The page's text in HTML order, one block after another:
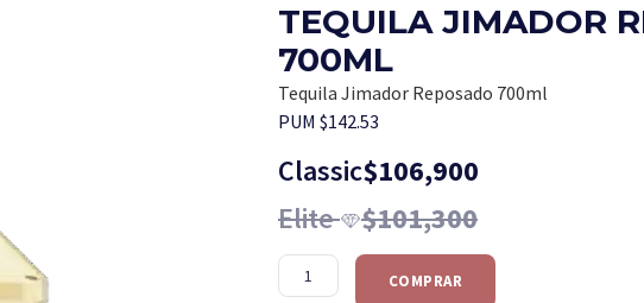
TEQUILA JIMADOR
700ML
Tequila Jimador Reposado 700ml
PUM $142.53
Classic$106,900
Elite $101,300
COMPRAR